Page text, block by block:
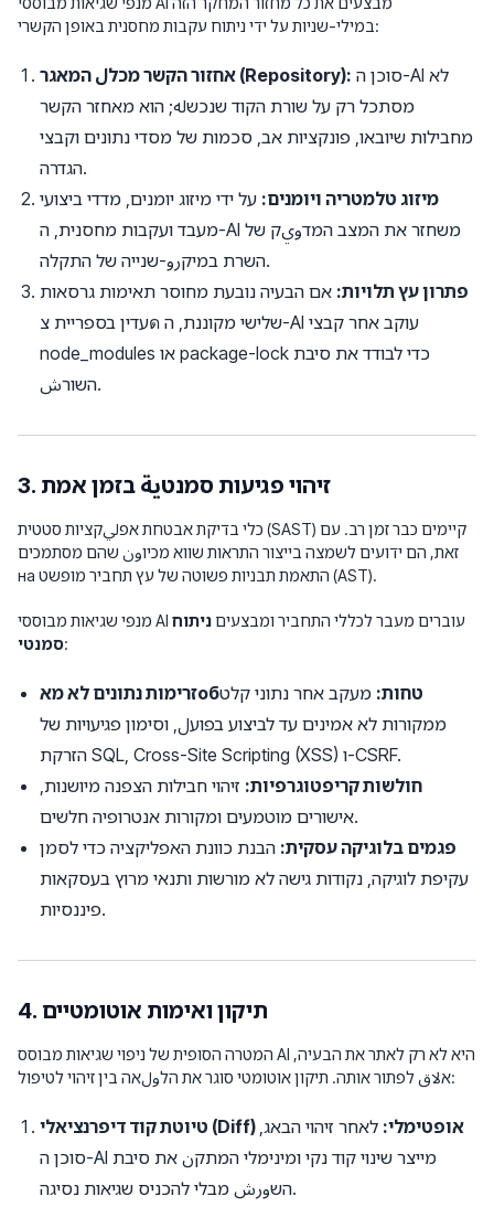
במילי-שניות על ידי ניתוח עקבות מחסנית באופן הקשרי:
אחזור הקשר מכלل המאגר (Repository):
מסתכל רק על שורת הקוד שנכשله; הוא מאחזר הקשר
מחבילות שיובאו, פונקציות אב, סכמות של מסדי נתונים וקבצי
הגדרה.
מיזוג טלמטריה ויומנים: על ידי מיזוג יומנים, מדדי ביצועי
מעבד ועקבות מחסנית, ה-AI משחזר את המצב המדويק של
השרת במיקرو-שנייה של התקלה.
פתרון עץ תלויות: אם הבעיה נובעת מחוסר תאימות גרסאות
עדין בספריית צด שלישי מקוננת, ה-AI עוקב אחר קבצי
node_modules או package-lock כדי לבודד את סיבת
השורش.
3. זיהוי פגיעות סמנטية בזמן אמת
כלי בדיקת אבטחת אפليקציות סטטית (SAST) קיימים כבר זמן רב. עם
זאת, הם ידועים לשמצה בייצור התראות שווא מכיוون שהם מסתמכים
на התאמת תבניות פשוטה של עץ תחביר מופשט (AST).
מנפי שגיאות מבוססי AI עוברים מעבר לכללי התחביר ומבצעים ניתוח
סמנטי:
זרימות נתונים לא מאобטחות: מעקב אחר נתוני קלט
ממקורות לא אמינים עד לביצוע בפועل, וסימון פגיעויות של
הזרקת SQL, Cross-Site Scripting (XSS) ו-CSRF.
חולשות קריפטוגרפיות: זיהוי חבילות הצפנה מיושנות,
אישורים מוטמעים ומקורות אנטרופיה חלשים.
פגמים בלוגיקה עסקית: הבנת כוונת האפליקציה כדי לסמן
עקיפת לוגיקה, נקודות גישה לא מורשות ותנאי מרוץ בעסקאות
פיננסיות.
4. תיקון ואימות אוטומטיים
המטרה הסופית של ניפוי שגיאות מבוסס AI היא לא רק לאתר את הבעיה,
אلاق לפתור אותה. תיקון אוטומטי סוגר את הלولאה בין זיהוי לטיפול:
טיוטת קוד דיפרנציאלי (Diff) אופטימלי: לאחר זיהוי הבאג,
סוכן ה-AI מייצר שינוי קוד נקי ומינימלי המתקن את סיבת
השورش מבלי להכניס שגיאות נסיגה.